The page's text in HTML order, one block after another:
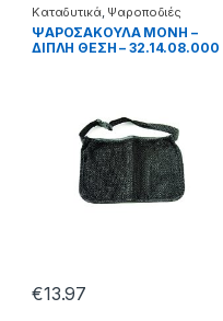
Καταδυτικά, Ψαροποδιές
ΨΑΡΟΣΑΚΟΥΛΑ ΜΟΝΗ –
ΔΙΠΛΗ ΘΕΣΗ – 32.14.08.000
€13.97